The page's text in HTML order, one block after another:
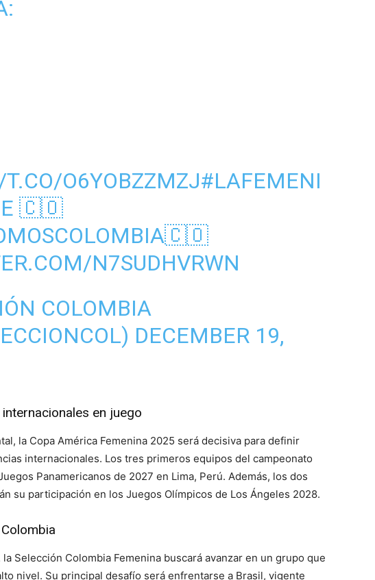
O6YOBZZMZJ#LAFEMENI
🇨🇴
🇨🇴
N7SUDHVRWN
COLOMBIA
DECEMBER 19,
en juego
la Copa América Femenina 2025 será decisiva para definir
internacionales. Los tres primeros equipos del campeonato
Panamericanos de 2027 en Lima, Perú. Además, los dos
su participación en los Juegos Olímpicos de Los Ángeles 2028.
Selección Colombia Femenina buscará avanzar en un grupo que
nivel. Su principal desafío será enfrentarse a Brasil, vigente